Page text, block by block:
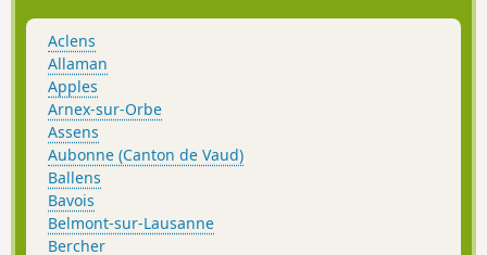
Aclens
Allaman
Apples
Arnex-sur-Orbe
Assens
Aubonne (Canton de Vaud)
Ballens
Bavois
Belmont-sur-Lausanne
Bercher